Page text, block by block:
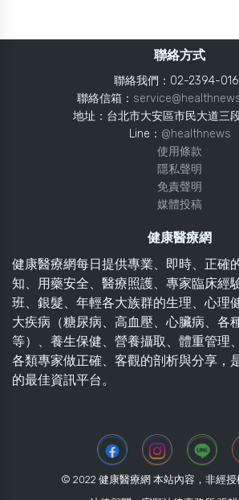
聯絡方式
聯絡我們：02-2394-
聯絡信箱：
地址：台北市大安區市民大道三
Line： @healthnews
使用條款
隱私聲明
免責聲明
媒體投稿
健康醫療網
健康醫療網每日提供專業、即時、正確
知、用藥安全、醫療照護、專家臨床經
班、銀髮、年輕各大族群的生理、心理
大疾病（糖尿病、高血壓、心臟病、各
等）、養生保健、營養攝取、體重管理
各類專家做正確、客觀的剖析與分享，
的最佳資訊平台。
© 2022 健康醫療網 本站內容，非經